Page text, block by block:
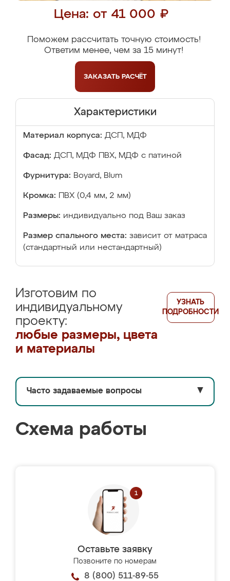
Цена: от 41 000 ₽
Поможем рассчитать точную стоимость!
Ответим менее, чем за 15 минут!
ЗАКАЗАТЬ РАСЧЁТ
Характеристики
Материал корпуса: ДСП, МДФ
Фасад: ДСП, МДФ ПВХ, МДФ с патиной
Фурнитура: Boyard, Blum
Кромка: ПВХ (0,4 мм, 2 мм)
Размеры: индивидуально под Ваш заказ
Размер спального места: зависит от матраса
(стандартный или нестандартный)
Изготовим по
индивидуальному
проекту:
любые размеры, цвета
и материалы
УЗНАТЬ
ПОДРОБНОСТИ
Часто задаваемые вопросы ▼
Схема работы
Оставьте заявку
Позвоните по номерам
8 (800) 511-89-55